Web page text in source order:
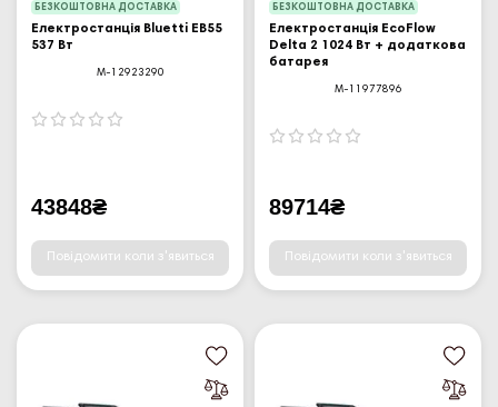
БЕЗКОШТОВНА ДОСТАВКА
Електростанція Bluetti EB55
537 Вт
M-12923290
43848₴
Повідомити коли з'явиться
БЕЗКОШТОВНА ДОСТАВКА
Електростанція EcoFlow
Delta 2 1024 Вт + додаткова
батарея
M-11977896
89714₴
Повідомити коли з'явиться